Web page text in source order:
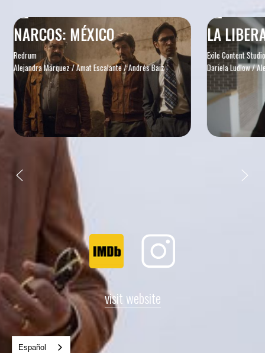
NARCOS: MÉXICO
Redrum
Alejandra Márquez / Amat Escalante / Andrés Baiz
LA
Exile Content Studio
Dariela Ludlow /
visit website
Español